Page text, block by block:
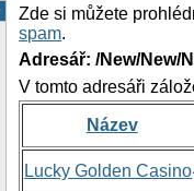
Zde si můžete
spam.
Adresář: /New/New/
V tomto adresáři
Název
Lucky Golden Casino